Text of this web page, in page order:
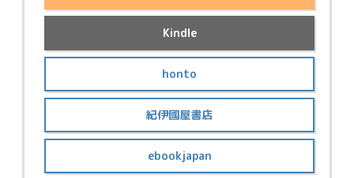
Kindle
honto
紀伊國屋書店
ebookjapan